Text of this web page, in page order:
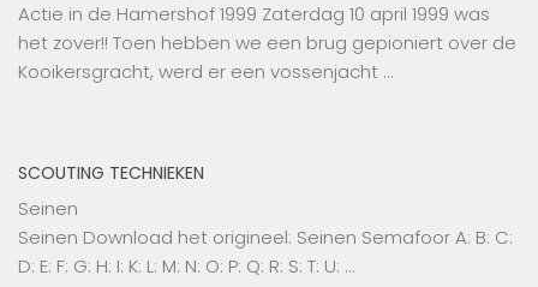
Actie in de Hamershof 1999 Zaterdag 10 april 1999 was
het zover!! Toen hebben we een brug gepioniert over de
Kooikersgracht, werd er een vossenjacht …
SCOUTING TECHNIEKEN
Seinen
Seinen Download het origineel: Seinen Semafoor A: B: C:
D: E: F: G: H: I: K: L: M: N: O: P: Q: R: S: T: U: …